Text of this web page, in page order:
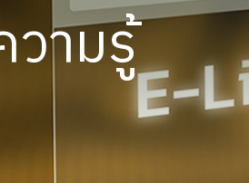
ามรู้